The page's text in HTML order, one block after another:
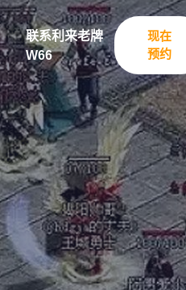
联系利来老牌
W66
现在
预约